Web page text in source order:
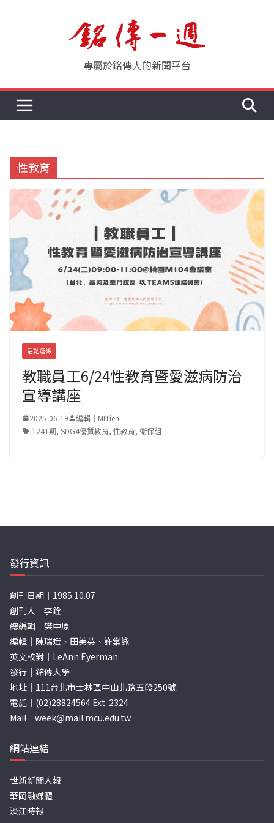
專屬於銘傳人的新聞平台
性教育
活動連線
教職員工6/24性教育暨愛滋病防治
宣導講座
2025-06-19
編輯｜MITien
1241期, SDG4優質教育, 性教育, 衛保組
發行資訊
創刊日期｜1985.10.07
創刊人｜李銓
總編輯｜樊中原
編輯｜陳瑞斌、田美英、許棠詠
英文校對｜LeAnn Eyerman
發行｜銘傳大學
地址｜111台北市士林區中山北路五段250號
電話｜(02)28824564 Ext. 2324
Mail｜ week@mail.mcu.edu.tw
網站連結
世新新聞人報
華岡融媒體
淡江時報